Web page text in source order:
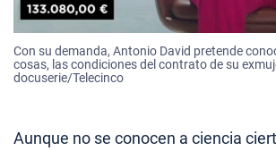
Con su demanda, Antonio David pretende
cosas, las condiciones del contrato de su
docuserie/Telecinco
Aunque no se conocen a ciencia